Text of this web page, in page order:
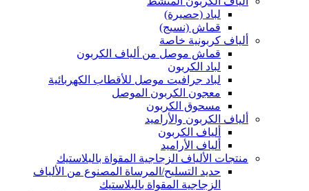
لباد (حصيرة)
قماش (نسيج)
ألياف كربونية خاصة
قماش موصل من ألياف الكربون
لباد الكربون
لباد جرافيت موصل للأقطاب الكهربائية
معجون الكربون الموصل
مسحوق الكربون
ألياف الكربون والأراميد
ألياف الكربون
ألياف الأراميد
منتجات الألياف الزجاجية المقواة بالبلاستيك
حديد التسليح/المرساة المصنوع من الألياف
الزجاجية المقواة بالبلاستيك